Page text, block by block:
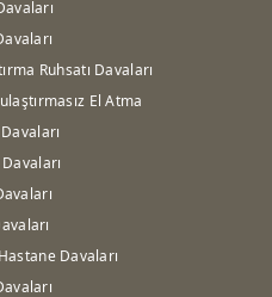
Ruhsatı Davaları
El Atma
Davaları